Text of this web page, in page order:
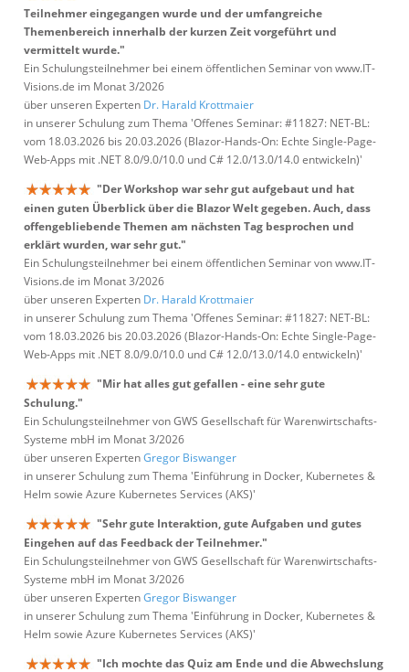
Teilnehmer eingegangen wurde und der umfangreiche
Themenbereich innerhalb der kurzen Zeit vorgeführt und
vermittelt wurde."
Ein Schulungsteilnehmer bei einem öffentlichen Seminar von www.IT-
Visions.de im Monat 3/2026
über unseren Experten Dr. Harald Krottmaier
in unserer Schulung zum Thema 'Offenes Seminar: #11827: NET-BL:
vom 18.03.2026 bis 20.03.2026 (Blazor-Hands-On: Echte Single-Page-
Web-Apps mit .NET 8.0/9.0/10.0 und C# 12.0/13.0/14.0 entwickeln)'
"Der Workshop war sehr gut aufgebaut und hat
einen guten Überblick über die Blazor Welt gegeben. Auch, dass
offengebliebende Themen am nächsten Tag besprochen und
erklärt wurden, war sehr gut."
Ein Schulungsteilnehmer bei einem öffentlichen Seminar von www.IT-
Visions.de im Monat 3/2026
über unseren Experten Dr. Harald Krottmaier
in unserer Schulung zum Thema 'Offenes Seminar: #11827: NET-BL:
vom 18.03.2026 bis 20.03.2026 (Blazor-Hands-On: Echte Single-Page-
Web-Apps mit .NET 8.0/9.0/10.0 und C# 12.0/13.0/14.0 entwickeln)'
"Mir hat alles gut gefallen - eine sehr gute
Schulung."
Ein Schulungsteilnehmer von GWS Gesellschaft für Warenwirtschafts-
Systeme mbH im Monat 3/2026
über unseren ExpertenGregor Biswanger
in unserer Schulung zum Thema 'Einführung in Docker, Kubernetes &
Helm sowie Azure Kubernetes Services (AKS)'
"Sehr gute Interaktion, gute Aufgaben und gutes
Eingehen auf das Feedback der Teilnehmer."
Ein Schulungsteilnehmer von GWS Gesellschaft für Warenwirtschafts-
Systeme mbH im Monat 3/2026
über unseren ExpertenGregor Biswanger
in unserer Schulung zum Thema 'Einführung in Docker, Kubernetes &
Helm sowie Azure Kubernetes Services (AKS)'
"Ich mochte das Quiz am Ende und die Abwechslung